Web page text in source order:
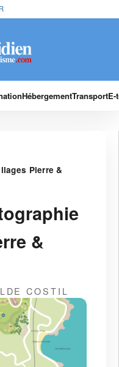
HébergementTransport
Pierre &
&
COSTIL